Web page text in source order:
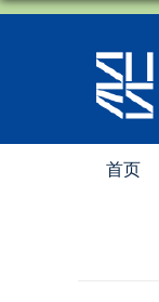
首页